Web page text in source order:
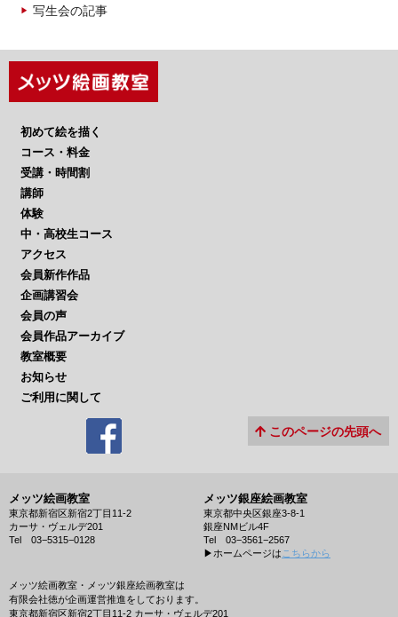
写生会の記事
初めて絵を描く
コース・料金
受講・時間割
講師
体験
中・高校生コース
アクセス
会員新作作品
企画講習会
会員の声
会員作品アーカイブ
教室概要
お知らせ
ご利用に関して
このページの先頭へ
メッツ絵画教室
東京都新宿区新宿2丁目11-2
カーサ・ヴェルデ201
Tel 03−5315−0128
メッツ銀座絵画教室
東京都中央区銀座3-8-1
銀座NMビル4F
Tel 03−3561−2567
▶︎ホームページは こちらから
メッツ絵画教室・メッツ銀座絵画教室は
有限会社徳が企画運営推進をしております。
東京都新宿区新宿2丁目11-2 カーサ・ヴェルデ201